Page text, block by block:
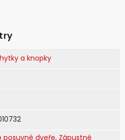
a knopky
posuvné dveře, Zápustné